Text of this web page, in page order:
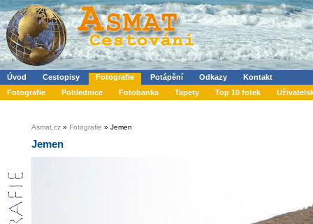
Úvod Cestopisy Fotografie Potápění Odkazy
Kontakt
Fotografie
Pohlednice Fotobanka Tapety Top 10 fotek
Asmat.cz » Fotografie » Jemen
Jemen